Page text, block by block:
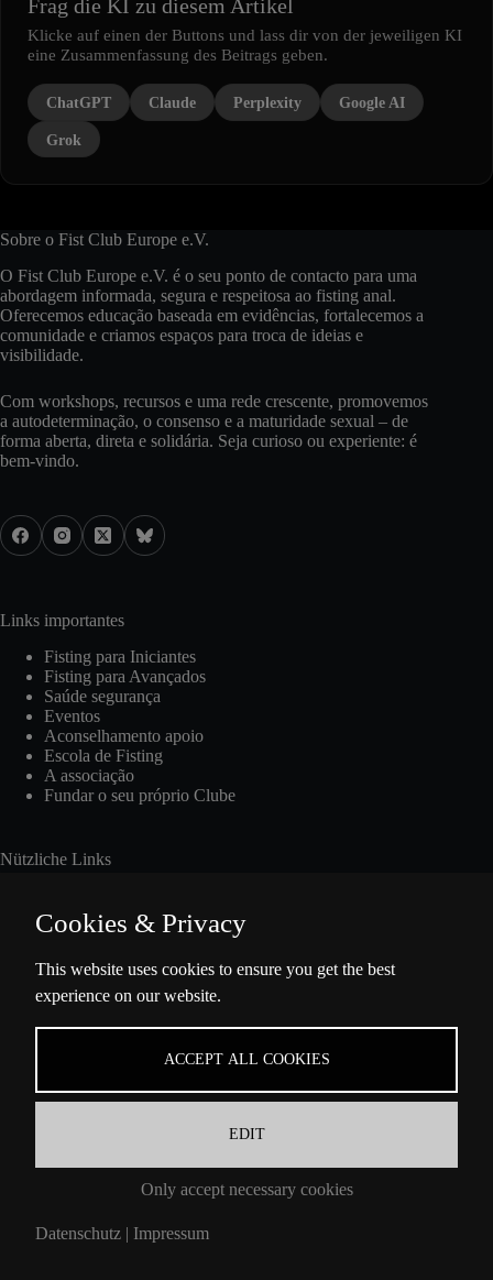
Frag die KI zu diesem Artikel
Klicke auf einen der Buttons und lass dir von der jeweiligen KI
eine Zusammenfassung des Beitrags geben.
ChatGPT Claude Perplexity Google AI
Grok
Sobre o Fist Club Europe e.V.
O Fist Club Europe e.V. é o seu ponto de contacto para uma
abordagem informada, segura e respeitosa ao fisting anal.
Oferecemos educação baseada em evidências, fortalecemos a
comunidade e criamos espaços para troca de ideias e
visibilidade.
Com workshops, recursos e uma rede crescente, promovemos
a autodeterminação, o consenso e a maturidade sexual – de
forma aberta, direta e solidária. Seja curioso ou experiente: é
bem-vindo.
Links importantes
Fisting para Iniciantes
Fisting para Avançados
Saúde segurança
Eventos
Aconselhamento apoio
Escola de Fisting
A associação
Fundar o seu próprio Clube
Nützliche Links
Presse
Über Uns
Ella-Barowsky-Str. 47 10829 Berlin
Contacta-nos
Cookies & Privacy
This website uses cookies to ensure you get the best
experience on our website.
ACCEPT ALL COOKIES
EDIT
Only accept necessary cookies
Datenschutz | Impressum